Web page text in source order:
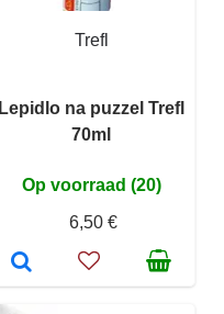
Trefl
Lepidlo na puzzel Trefl
70ml
Op voorraad (20)
6,50 €